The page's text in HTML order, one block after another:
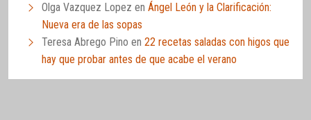
Olga Vazquez Lopez en Ángel León y la Clarificación:
Nueva era de las sopas
Teresa Abrego Pino en 22 recetas saladas con higos que
hay que probar antes de que acabe el verano